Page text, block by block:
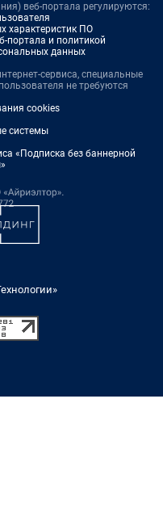
веб-портала регулируются:
характеристик ПО
портала и политикой
данных
сервиса, специальные
не требуются
cookies
системы
«Подписка без баннерной